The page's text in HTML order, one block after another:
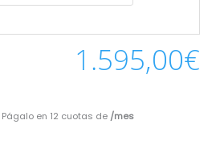
1.595,00€
Págalo en 12 cuotas de /mes